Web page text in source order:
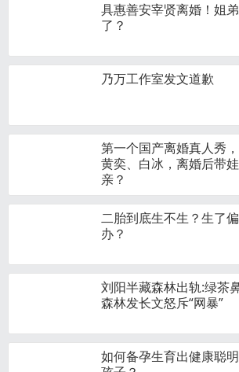
具惠善安宰贤离婚！姐
了？
乃万工作室发文道歉
第一个国产离婚真人秀，
黄奕、白冰，离婚后带
亲？
二胎到底生不生？生了
办？
刘阳半藏森林出轨:绿茶
森林发长文怒斥“网暴”
如何备孕生育出健康聪